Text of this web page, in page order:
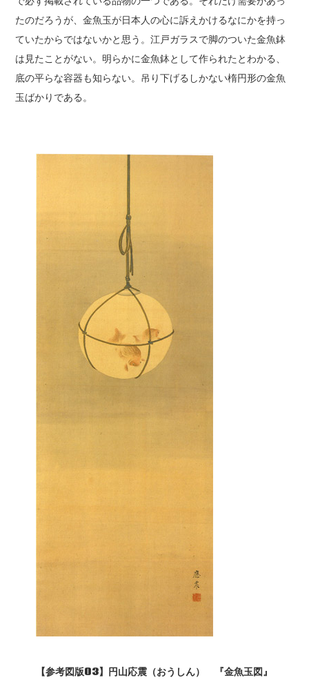
たのだろうが、金魚玉が日本人の心に訴えかけるなにかを持っ
ていたからではないかと思う。江戸ガラスで脚のついた金魚鉢
は見たことがない。明らかに金魚鉢として作られたとわかる、
底の平らな容器も知らない。吊り下げるしかない楕円形の金魚
玉ばかりである。
【参考図版03】円山応震（おうしん） 『金魚玉図』